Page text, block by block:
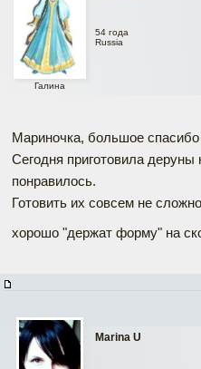
Галина
54 года
Russia
Мариночка, большое спасибо
Сегодня приготовила
понравилось.
Готовить их совсем не
хорошо "держат форму" на
Marina U